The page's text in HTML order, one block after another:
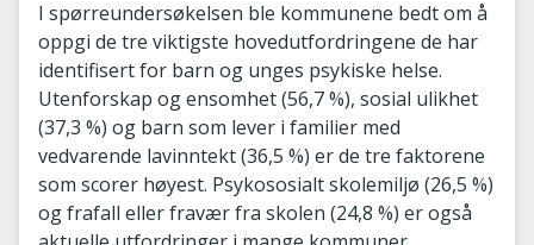
I spørreundersøkelsen ble kommunene bedt om å
oppgi de tre viktigste hovedutfordringene de har
identifisert for barn og unges psykiske helse.
Utenforskap og ensomhet (56,7 %), sosial ulikhet
(37,3 %) og barn som lever i familier med
vedvarende lavinntekt (36,5 %) er de tre faktorene
som scorer høyest. Psykososialt skolemiljø (26,5 %)
og frafall eller fravær fra skolen (24,8 %) er også